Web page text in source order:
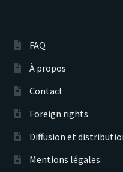
FAQ
À propos
Contact
Foreign rights
Diffusion et
Mentions légales